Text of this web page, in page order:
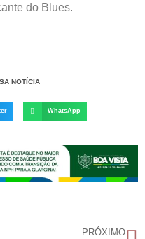
do Blues.
NOTÍCIA
WhatsApp
PRÓXIMO